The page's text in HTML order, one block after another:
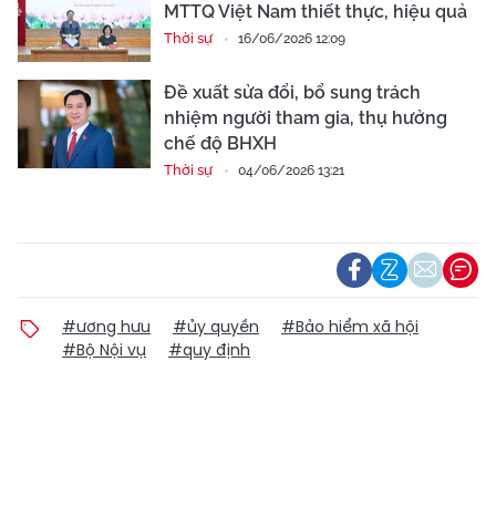
MTTQ Việt Nam thiết thực, hiệu quả
Thời sự 16/06/2026 12:09
Đề xuất sửa đổi, bổ sung trách
nhiệm người tham gia, thụ hưởng
chế độ BHXH
Thời sự 04/06/2026 13:21
#ương hưu #ủy quyền
#Bảo hiểm xã hội
#Bộ Nội vụ
#quy định